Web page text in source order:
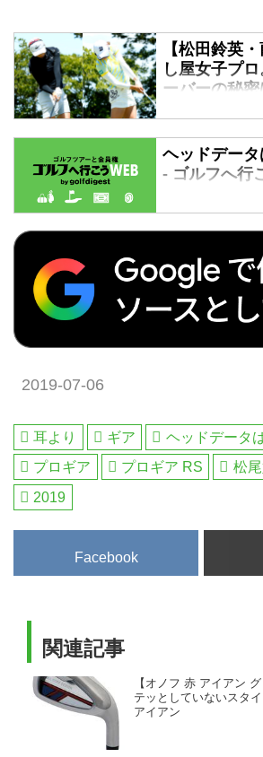
【松田鈴英
し屋女子プ
ーバーの秘
屈(サイドベ
ダイジェスト
松田鈴英のド
は255.56ヤー
255.93ヤード
飛ばし屋だ。
で計測してス
タをもとに、
に迫った。
ヘッドデー
- ゴルフへ行
ルフダイジ
国の国内ゴル
南米・英国・
州・タイ・マ
の海外ゴルフ
フ場会員権の
を毎日配信。
ゴルフダイジ
イト・ゴルフ
2019-07-06
耳より ギア
ヘッドデータ
プロギア
プロギア RS 松
2019
Facebook
関連記事
【オノフ 赤 アイアン
テッとしていないスタ
アイアン